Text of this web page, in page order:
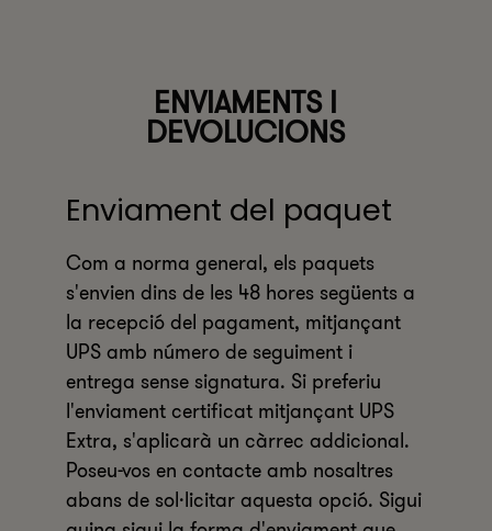
ENVIAMENTS I
DEVOLUCIONS
Enviament del paquet
Com a norma general, els paquets
s'envien dins de les 48 hores següents a
la recepció del pagament, mitjançant
UPS amb número de seguiment i
entrega sense signatura. Si preferiu
l'enviament certificat mitjançant UPS
Extra, s'aplicarà un càrrec addicional.
Poseu-vos en contacte amb nosaltres
abans de sol·licitar aquesta opció. Sigui